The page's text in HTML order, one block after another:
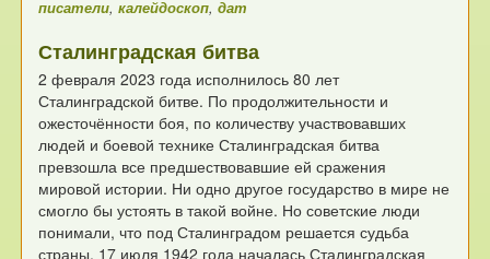
писатели,калейдоскоп,дат
Сталинградская битва
2 февраля 2023 года исполнилось 80 лет
Сталинградской битве. По продолжительности и
ожесточённости боя, по количеству участвовавших
людей и боевой технике Сталинградская битва
превзошла все предшествовавшиеей сражения
мировой истории. Ни одно другое государство в мире не
смогло бы устоять в такой войне. Но советские люди
понимали, что под Сталинградом решается судьба
страны. 17 июля 1942 года началась Сталинградская